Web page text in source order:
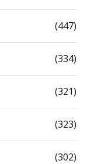
(447)
(334)
(321)
(323)
(302)